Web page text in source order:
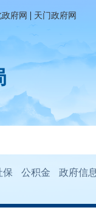
府网 | 天门政府网
保 公积金 政府信